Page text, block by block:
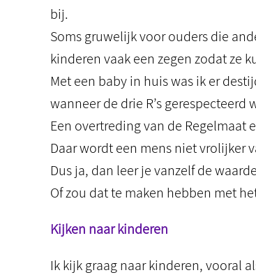
bij.
Soms gruwelijk voor ouders die
kinderen vaak een zegen zodat ze
Met een baby in huis was ik er
wanneer de drie R’s gerespecteerd
Een overtreding van de Regelmaat
Daar wordt een mens niet vrolijker
Dus ja, dan leer je vanzelf de
Of zou dat te maken hebben met
Kijken naar kinderen
Ik kijk graag naar kinderen, vooral